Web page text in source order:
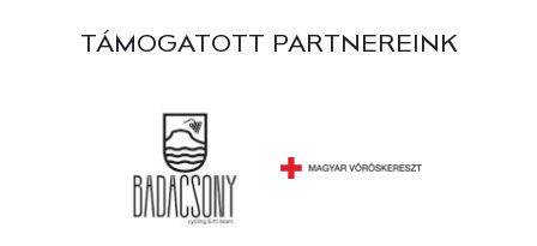
TÁMOGATOTT PARTNEREINK